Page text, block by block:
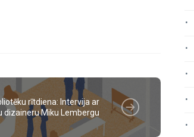
rītdiena: Intervija ar
dizaineru Miku Lembergu